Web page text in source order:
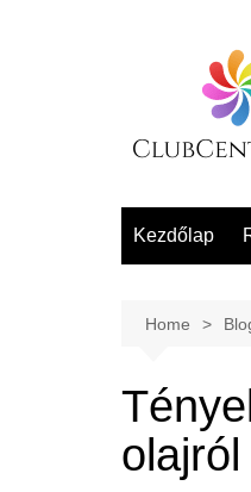
Kezdőlap
Home
olajról